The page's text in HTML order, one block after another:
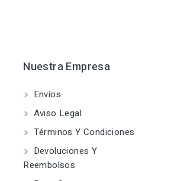
Nuestra Empresa
Envíos
Aviso Legal
Términos Y Condiciones
Devoluciones Y
Reembolsos